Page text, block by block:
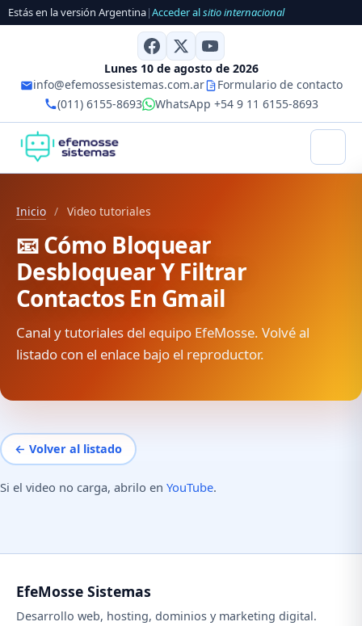
Estás en la versión Argentina|Acceder alsitio internacional
Lunes 10 de agosto de 2026
info@efemossesistemas.com.ar
Formulario de contacto
(011) 6155-8693
WhatsApp +54 9 11 6155-8693
Inicio / Video tutoriales
📧 Cómo Bloquear
Desbloquear Y Filtrar
Contactos En Gmail
Canal y tutoriales del equipo EfeMosse. Volvé al
listado con el enlace bajo el reproductor.
← Volver al listado
Si el video no carga, abrilo en YouTube.
EfeMosse Sistemas
Desarrollo web, hosting, dominios y marketing digital.